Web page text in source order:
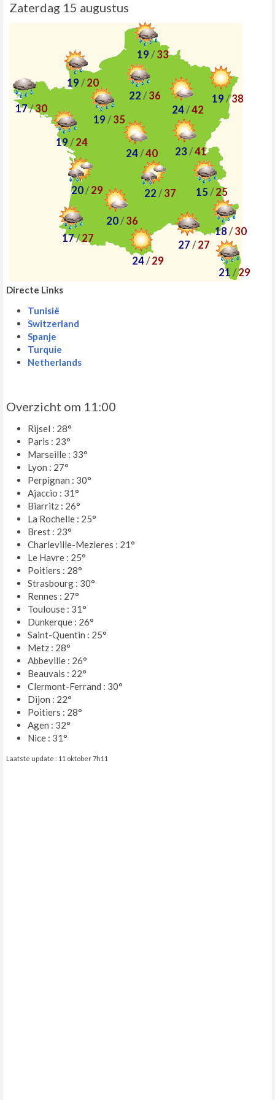
Zaterdag 15 augustus
20/ 29
24/40
17/30
19 / 20
23 /41
19 / 35
19 / 33
27 / 27
19 / 24
18 / 30
22 / 36 19 / 38
24/42
22 / 37
17/ 27
24/ 29
21 /29
20/ 36
15 / 25
Directe Links
Tunisië
Switzerland
Spanje
Turquie
Netherlands
Overzicht om 11:00
Rijsel : 28°
Paris : 23°
Marseille : 33°
Lyon : 27°
Perpignan : 30°
Ajaccio : 31°
Biarritz : 26°
La Rochelle : 25°
Brest : 23°
Charleville-Mezieres : 21°
Le Havre : 25°
Poitiers : 28°
Strasbourg : 30°
Rennes : 27°
Toulouse : 31°
Dunkerque : 26°
Saint-Quentin : 25°
Metz : 28°
Abbeville : 26°
Beauvais : 22°
Clermont-Ferrand : 30°
Dijon : 22°
Poitiers : 28°
Agen : 32°
Nice : 31°
Laatste update : 11 oktober 7h11